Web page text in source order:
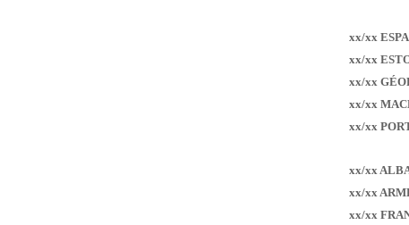
xx/xx
xx/xx
xx/xx
xx/xx
xx/xx
xx/xx
xx/xx
xx/xx